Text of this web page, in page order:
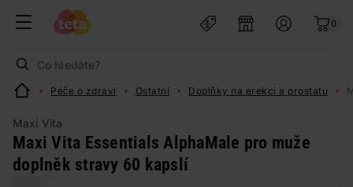
0
Péče o zdraví Ostatní Doplňky na erekci a prostatu
Maxi Vita
Maxi Vita Essentials AlphaMale pro muže
doplněk stravy 60 kapslí